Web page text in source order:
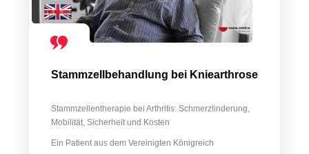
Stammzellbehandlung bei Kniearthrose
Stammzellentherapie bei Arthritis: Schmerzlinderung,
Mobilität, Sicherheit und Kosten
Ein Patient aus dem Vereinigten Königreich